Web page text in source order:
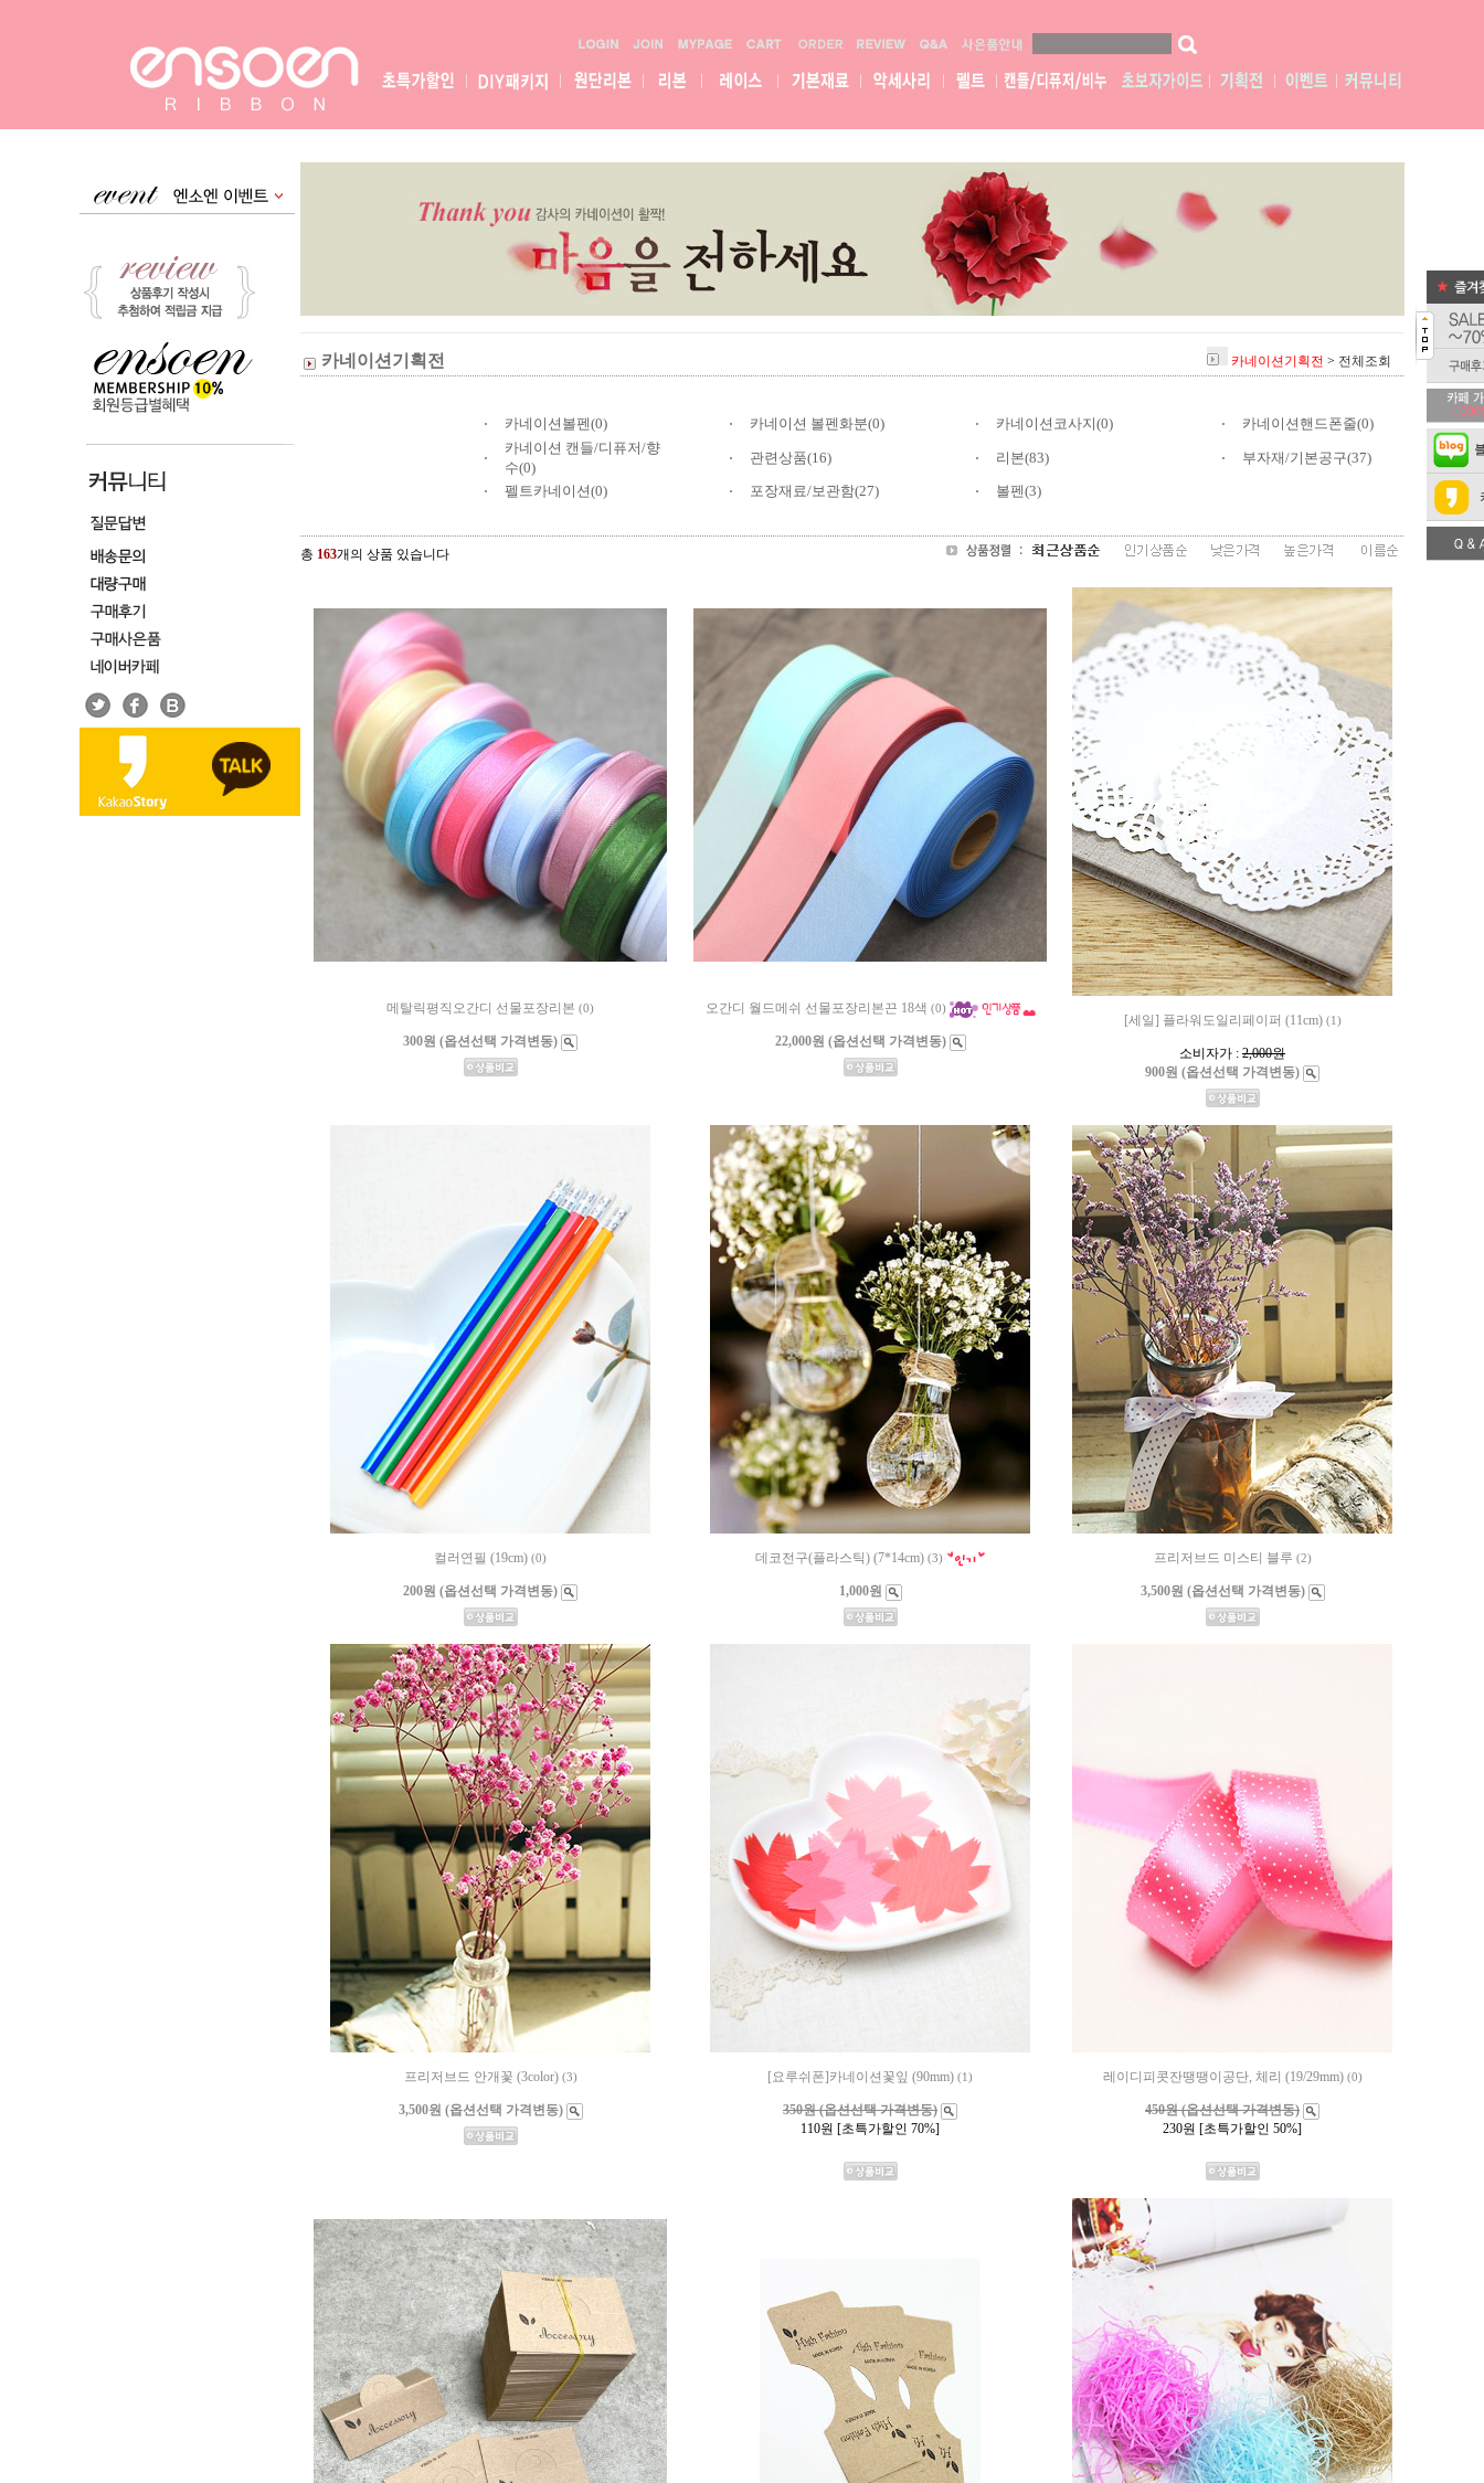
카네이션기획전 카네이션기획전 > 전체조회
카네이션볼펜(0) 카네이션 볼펜화분(0) 카네이션코사지(0)
카네이션핸드폰줄(0)
카네이션 캔들/디퓨저/향
수(0)
관련상품(16) 리본(83)
부자재/기본공구(37)
펠트카네이션(0)
포장재료/보관함(27) 볼펜(3)
총 163개의 상품 있습니다
메탈릭평직오간디 선물포장리본 (0)
300원 (옵션선택 가격변동)
오간디 월드메쉬 선물포장리본끈 18색 (0)
22,000원 (옵션선택 가격변동)
[세일] 플라워도일리페이퍼 (11cm) (1)
소비자가 : 2,000원
900원 (옵션선택 가격변동)
컬러연필 (19cm) (0)
200원 (옵션선택 가격변동)
데코전구(플라스틱) (7*14cm) (3)
1,000원
프리저브드 미스티 블루 (2)
3,500원 (옵션선택 가격변동)
프리저브드 안개꽃 (3color) (3)
3,500원 (옵션선택 가격변동)
[요루쉬폰]카네이션꽃잎 (90mm) (1)
350원 (옵션선택 가격변동)
110원 [초특가할인 70%]
레이디피콧잔땡땡이공단, 체리 (19/29mm) (0)
450원 (옵션선택 가격변동)
230원 [초특가할인 50%]